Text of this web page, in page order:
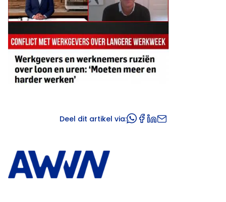
Deel dit artikel via: